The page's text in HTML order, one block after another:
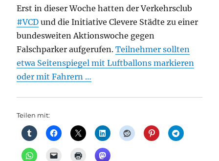
Erst in dieser Woche hatten der Verkehrsclub
#VCD und die Initiative Clevere Städte zu einer
bundesweiten Aktionswoche gegen
Falschparker aufgerufen.Teilnehmer sollten
etwa Seitenspiegel mit Luftballons markieren
oder mit Fahrern …
Teilen mit: